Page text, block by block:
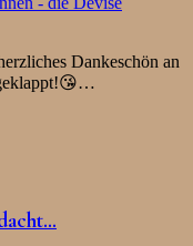
Dankeschön an